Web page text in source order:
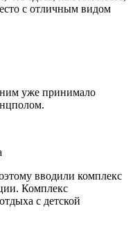
с отличным видом
ним уже принимало
вводили комплекс
Комплекс
с детской